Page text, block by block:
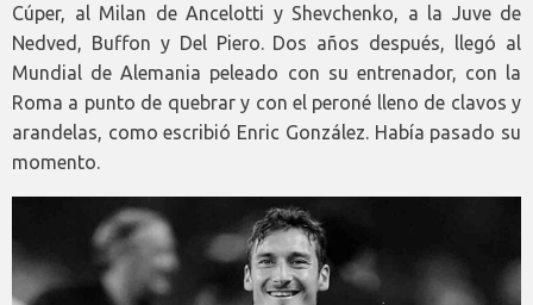
Cúper, al Milan de Ancelotti y Shevchenko, a la Juve de
Nedved, Buffon y Del Piero. Dos años después, llegó al
Mundial de Alemania peleado con su entrenador, con la
Roma a punto de quebrar y con el peroné lleno de clavos y
arandelas, como escribió Enric González. Había pasado su
momento.